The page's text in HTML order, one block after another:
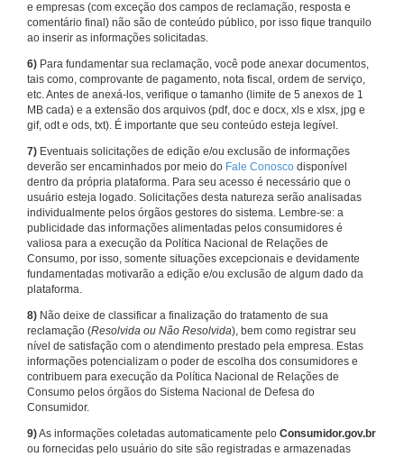
e empresas (com exceção dos campos de reclamação, resposta e
comentário final) não são de conteúdo público, por isso fique tranquilo
ao inserir as informações solicitadas.
6) Para fundamentar sua reclamação, você pode anexar documentos,
tais como, comprovante de pagamento, nota fiscal, ordem de serviço,
etc. Antes de anexá-los, verifique o tamanho (limite de 5 anexos de 1
MB cada) e a extensão dos arquivos (pdf, doc e docx, xls e xlsx, jpg e
gif, odt e ods, txt). É importante que seu conteúdo esteja legível.
7) Eventuais solicitações de edição e/ou exclusão de informações
deverão ser encaminhados por meio do Fale Conosco disponível
dentro da própria plataforma. Para seu acesso é necessário que o
usuário esteja logado. Solicitações desta natureza serão analisadas
individualmente pelos órgãos gestores do sistema. Lembre-se: a
publicidade das informações alimentadas pelos consumidores é
valiosa para a execução da Política Nacional de Relações de
Consumo, por isso, somente situações excepcionais e devidamente
fundamentadas motivarão a edição e/ou exclusão de algum dado da
plataforma.
8) Não deixe de classificar a finalização do tratamento de sua
reclamação (Resolvida ou Não Resolvida), bem como registrar seu
nível de satisfação com o atendimento prestado pela empresa. Estas
informações potencializam o poder de escolha dos consumidores e
contribuem para execução da Política Nacional de Relações de
Consumo pelos órgãos do Sistema Nacional de Defesa do
Consumidor.
9)As informações coletadas automaticamente pelo Consumidor.gov.br
ou fornecidas pelo usuário do site são registradas e armazenadas